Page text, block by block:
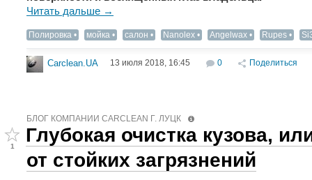
Читать дальше →
Полировка мойка салон Nanolex Angelwax Rupes
Carclean.UA 13 июля 2018, 16:45 0 Поделиться
БЛОГ КОМПАНИИ СARCLEAN Г. ЛУЦК
1
Глубокая очистка кузова,
от стойких загрязнений